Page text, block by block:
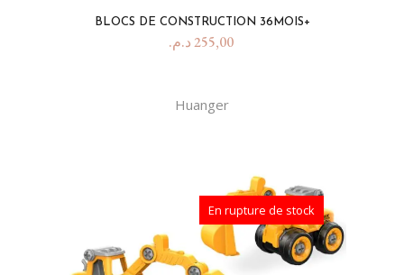
BLOCS DE CONSTRUCTION 36MOIS+
255,00د.م.
Huanger
En rupture de stock